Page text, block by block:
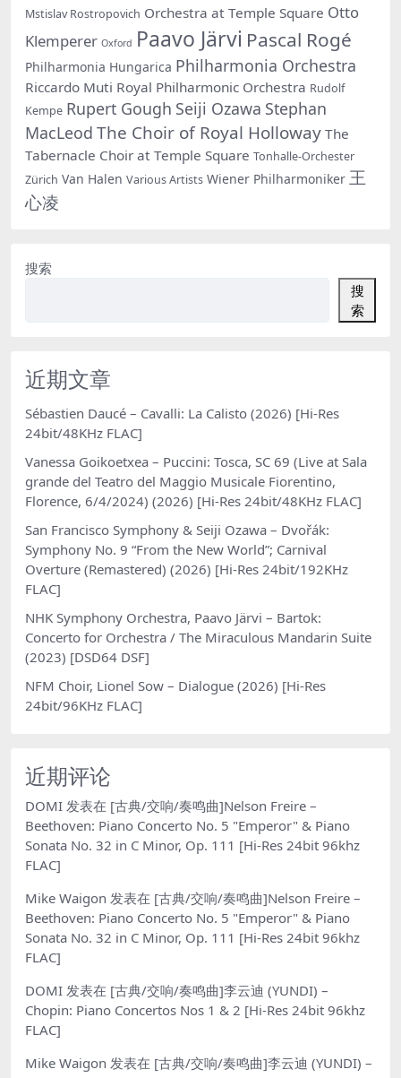
Mstislav Rostropovich Orchestra at Temple Square Otto
Klemperer Oxford Paavo Järvi Pascal Rogé
Philharmonia Hungarica Philharmonia Orchestra
Riccardo Muti Royal Philharmonic Orchestra Rudolf
Kempe Rupert Gough Seiji Ozawa Stephan
MacLeod The Choir of Royal Holloway The
Tabernacle Choir at Temple Square Tonhalle-Orchester
Zürich Van Halen Various Artists Wiener Philharmoniker 王
心凌
搜索
搜
索
近期文章
Sébastien Daucé – Cavalli: La Calisto (2026) [Hi-Res
24bit/48KHz FLAC]
Vanessa Goikoetxea – Puccini: Tosca, SC 69 (Live at Sala
grande del Teatro del Maggio Musicale Fiorentino,
Florence, 6/4/2024) (2026) [Hi-Res 24bit/48KHz FLAC]
San Francisco Symphony & Seiji Ozawa – Dvořák:
Symphony No. 9 “From the New World”; Carnival
Overture (Remastered) (2026) [Hi-Res 24bit/192KHz
FLAC]
NHK Symphony Orchestra, Paavo Järvi – Bartok:
Concerto for Orchestra / The Miraculous Mandarin Suite
(2023) [DSD64 DSF]
NFM Choir, Lionel Sow – Dialogue (2026) [Hi-Res
24bit/96KHz FLAC]
近期评论
DOMI 发表在 [古典/交响/奏鸣曲]Nelson Freire –
Beethoven: Piano Concerto No. 5 "Emperor" & Piano
Sonata No. 32 in C Minor, Op. 111 [Hi-Res 24bit 96khz
FLAC]
Mike Waigon 发表在 [古典/交响/奏鸣曲]Nelson Freire –
Beethoven: Piano Concerto No. 5 "Emperor" & Piano
Sonata No. 32 in C Minor, Op. 111 [Hi-Res 24bit 96khz
FLAC]
DOMI 发表在 [古典/交响/奏鸣曲]李云迪 (YUNDI) –
Chopin: Piano Concertos Nos 1 & 2 [Hi-Res 24bit 96khz
FLAC]
Mike Waigon 发表在 [古典/交响/奏鸣曲]李云迪 (YUNDI) –